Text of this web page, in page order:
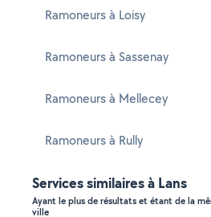
Ramoneurs à Loisy
Ramoneurs à Sassenay
Ramoneurs à Mellecey
Ramoneurs à Rully
Services similaires à Lans
Ayant le plus de résultats et étant de la
ville